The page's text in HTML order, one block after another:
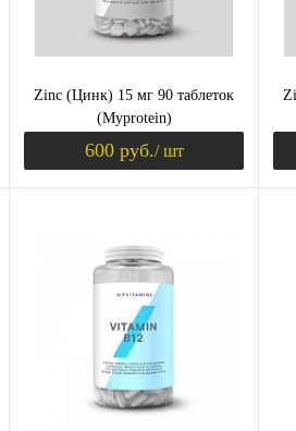
Zinc (Цинк) 15 мг 90 таблеток
(Myprotein)
600 руб./ шт
Уведомить о
Купить в 1 клик
Сравнение
Недоступно